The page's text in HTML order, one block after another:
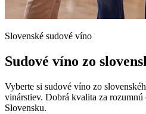
Slovenské sudové víno
Sudové víno zo
Vyberte si sudové víno zo
vinárstiev. Dobrá kvalita za rozumnú
Slovensku.